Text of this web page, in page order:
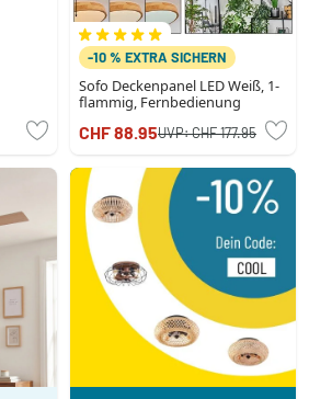
-10 % EXTRA SICHERN
Sofo Deckenpanel LED Weiß, 1-
flammig, Fernbedienung
CHF 88.95UVP:CHF 177.95